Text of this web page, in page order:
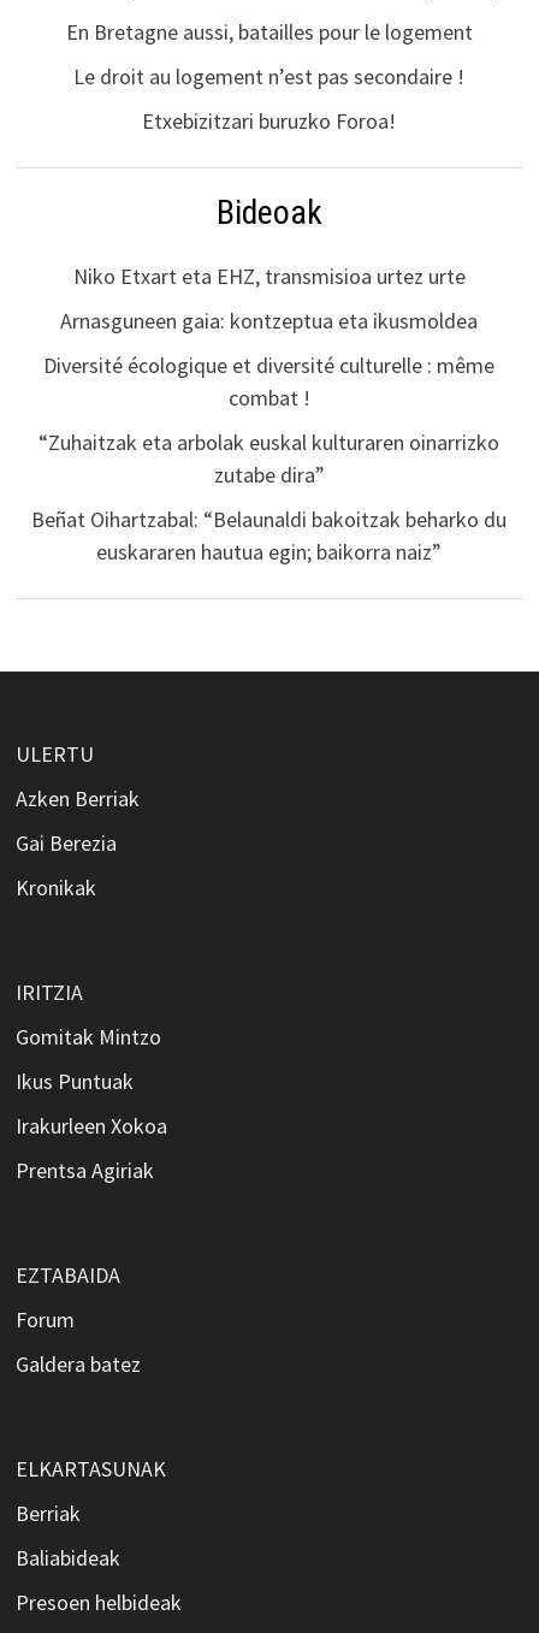
En Bretagne aussi, batailles pour le logement
Le droit au logement n’est pas secondaire !
Etxebizitzari buruzko Foroa!
Bideoak
Niko Etxart eta EHZ, transmisioa urtez urte
Arnasguneen gaia: kontzeptua eta ikusmoldea
Diversité écologique et diversité culturelle : même
combat !
“Zuhaitzak eta arbolak euskal kulturaren oinarrizko
zutabe dira”
Beñat Oihartzabal: “Belaunaldi bakoitzak beharko du
euskararen hautua egin; baikorra naiz”
ULERTU
Azken Berriak
Gai Berezia
Kronikak
IRITZIA
Gomitak Mintzo
Ikus Puntuak
Irakurleen Xokoa
Prentsa Agiriak
EZTABAIDA
Forum
Galdera batez
ELKARTASUNAK
Berriak
Baliabideak
Presoen helbideak